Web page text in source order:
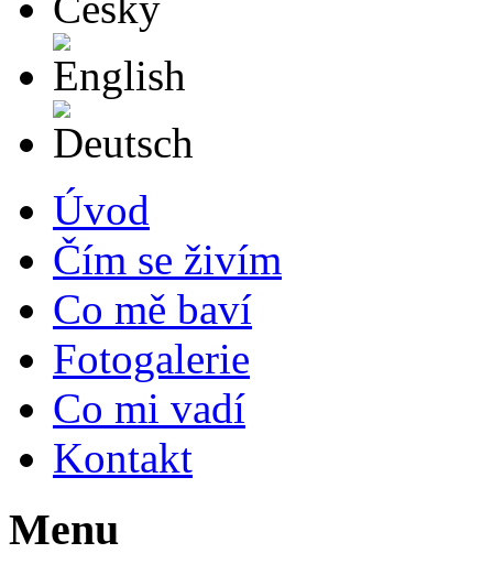
Úvod
Čím se živím
Co mě baví
Fotogalerie
Co mi vadí
Kontakt
Menu